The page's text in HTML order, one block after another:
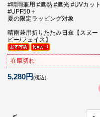
#晴雨兼用 #遮熱 #遮光 #UVカット
#UPF50＋
夏の限定ラッピング対象
晴雨兼用折りたたみ日傘【スヌー
ピー/フェイス】
在庫切れ
5,280円(税込)